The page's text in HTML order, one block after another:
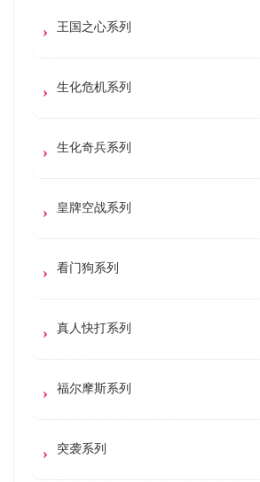
王国之心系列
生化危机系列
生化奇兵系列
皇牌空战系列
看门狗系列
真人快打系列
福尔摩斯系列
突袭系列